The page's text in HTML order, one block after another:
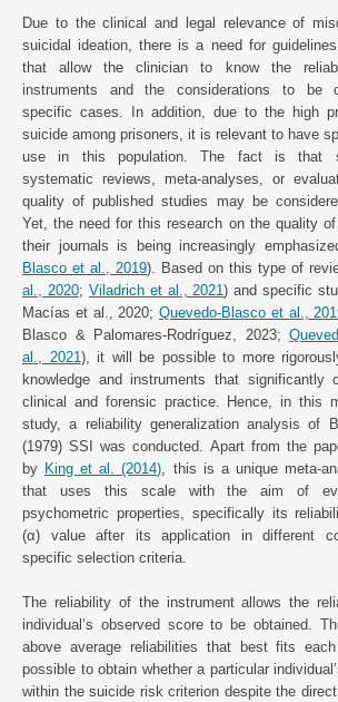
Due to the clinical and legal relevance of
suicidal ideation, there is a need for
that allow the clinician to know the
instruments and the considerations to be
specific cases. In addition, due to the high
suicide among prisoners, it is relevant to have
use in this population. The fact is that
systematic reviews, meta-analyses, or
quality of published studies may be
Yet, the need for this research on the quality
their journals is being increasingly
Blasco et al., 2019). Based on this type of
al., 2020; Viladrich et al., 2021) and specific
Macías et al., 2020; Quevedo-Blasco et al.,
Blasco & Palomares-Rodríguez, 2023;
al., 2021 ), it will be possible to more
knowledge and instruments that significantly
clinical and forensic practice. Hence, in this
study, a reliability generalization analysis of
(1979) SSI was conducted. Apart from the
by King et al. (2014) , this is a unique meta-
that uses this scale with the aim of
psychometric properties, specifically its
(α) value after its application in different
specific selection criteria.
The reliability of the instrument allows the
individual’s observed score to be obtained.
above average reliabilities that best fits
possible to obtain whether a particular
within the suicide risk criterion despite the